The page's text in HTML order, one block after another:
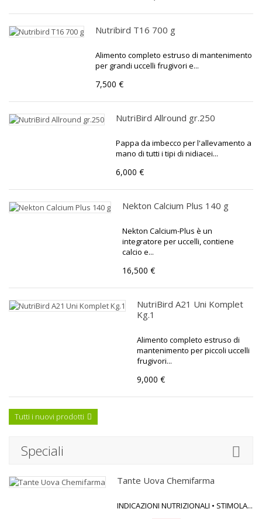
Nutribird T16 700 g
Alimento completo estruso di mantenimento
per grandi uccelli frugivori e...
7,500 €
NutriBird Allround gr.250
Pappa da imbecco per l'allevamento a
mano di tutti i tipi di nidiacei...
6,000 €
Nekton Calcium Plus 140 g
Nekton Calcium-Plus è un
integratore per uccelli, contiene
calcio e...
16,500 €
NutriBird A21 Uni Komplet
Kg.1
Alimento completo estruso di
mantenimento per piccoli uccelli
frugivori...
9,000 €
Tutti i nuovi prodotti
Speciali
Tante Uova Chemifarma
INDICAZIONI NUTRIZIONALI • STIMOLA...